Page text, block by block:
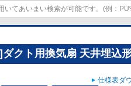
クト用換気扇 天井埋込
仕様表ダ